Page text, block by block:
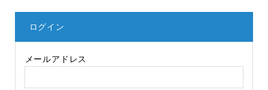
ログイン
メールアドレス